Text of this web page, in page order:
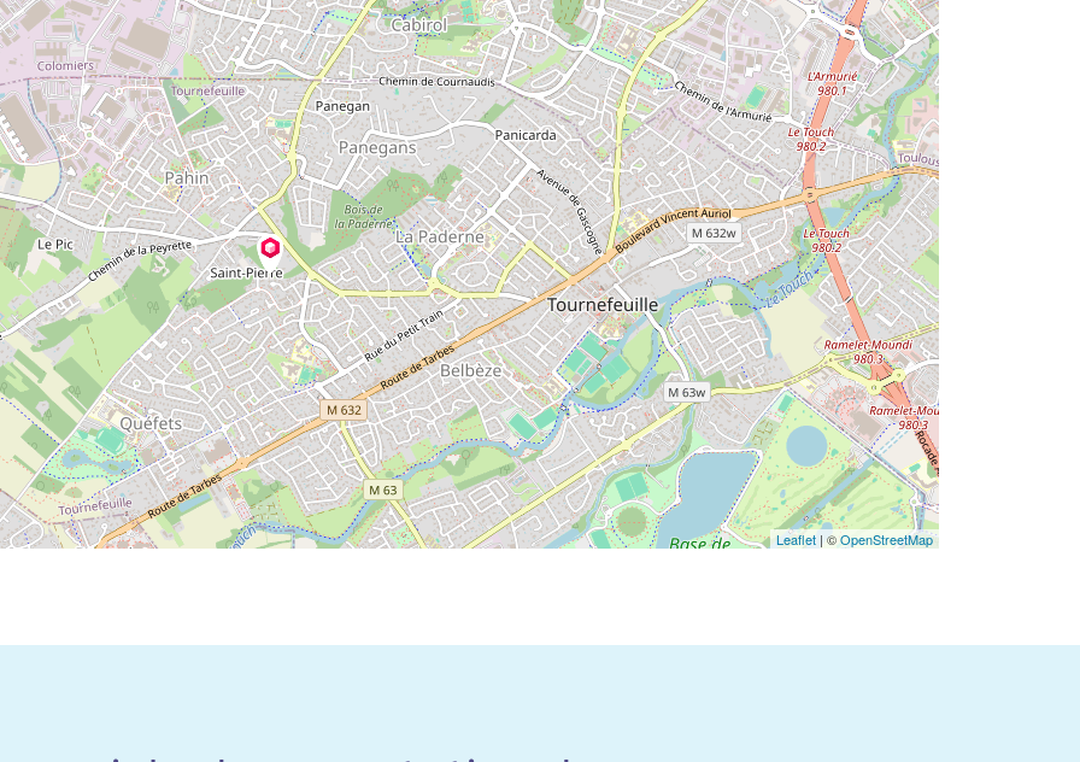
Leaflet | ©OpenStreetMap